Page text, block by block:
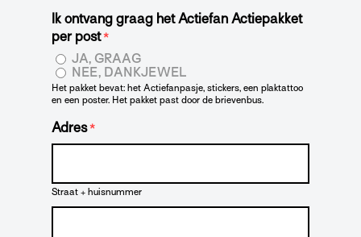
Ik ontvang graag het Actiefan Actiepakket
per post *
JA, GRAAG
NEE, DANKJEWEL
Het pakket bevat: het Actiefanpasje, stickers, een plaktattoo
en een poster. Het pakket past door de brievenbus.
Adres *
Straat + huisnummer